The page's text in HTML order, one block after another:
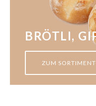
BRÖTLI,
ZUM SORTIMENT